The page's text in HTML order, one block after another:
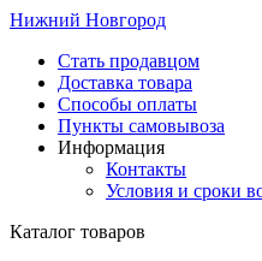
Нижний Новгород
Стать продавцом
Доставка товара
Способы оплаты
Пункты самовывоза
Информация
Контакты
Условия и сроки
Каталог товаров